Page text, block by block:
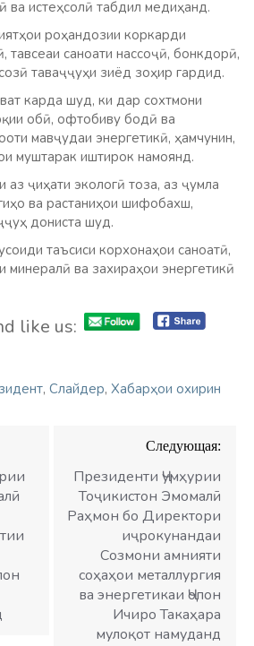
ва истеҳсолӣ табдил медиҳанд.
роҳандозии коркарди
тавсеаи саноати нассоҷӣ, бонкдорӣ,
таваҷҷуҳи зиёд зоҳир гардид.
карда шуд, ки дар сохтмони
обӣ, офтобиву бодӣ ва
мавҷудаи энергетикӣ, ҳамчунин,
муштарак иштирок намоянд.
аз ҷиҳати экологӣ тоза, аз ҷумла
ва растаниҳои шифобахш,
дониста шуд.
таъсиси корхонаҳои саноатӣ,
ва захираҳои энергетикӣ
like us:
, Слайдер, Хабарҳои охирин
Следующая:
Президенти Ҷумҳурии
Тоҷикистон Эмомалӣ
Раҳмон бо Директори
иҷрокунандаи
Созмони амнияти
соҳаҳои металлургия
ва энергетикаи Ҷопон
Ичиро Такаҳара
мулоқот намуданд